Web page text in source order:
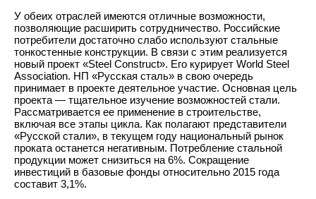
У обеих отраслей имеются отличные возможности,
позволяющие расширить сотрудничество. Российские
потребители достаточно слабо используют стальные
тонкостенные конструкции. В связи с этим реализуется
новый проект «Steel Construct». Его курирует World Steel
Association. НП «Русская сталь» в свою очередь
принимает в проекте деятельное участие. Основная цель
проекта — тщательное изучение возможностей стали.
Рассматривается ее применение в строительстве,
включая все этапы цикла. Как полагают представители
«Русской стали», в текущем году национальный рынок
проката останется негативным. Потребление стальной
продукции может снизиться на 6%. Сокращение
инвестиций в базовые фонды относительно 2015 года
составит 3,1%.